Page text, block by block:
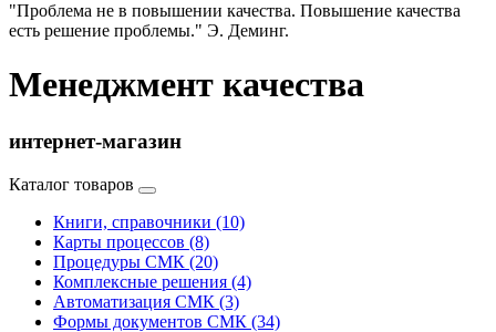
"Проблема не в повышении качества. Повышение качества
есть решение проблемы." Э. Деминг.
Менеджмент качества
интернет-магазин
Каталог товаров
Книги, справочники (10)
Карты процессов (8)
Процедуры СМК (20)
Комплексные решения (4)
Автоматизация СМК (3)
Формы документов СМК (34)